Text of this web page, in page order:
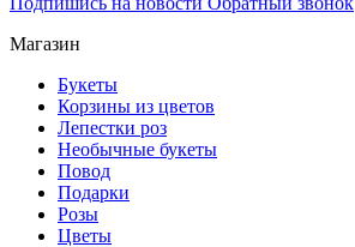
Магазин
Букеты
Корзины из цветов
Лепестки роз
Необычные букеты
Повод
Подарки
Розы
Цветы